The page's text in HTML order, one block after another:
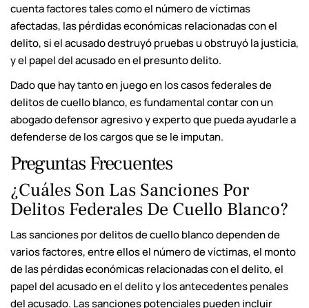
cuenta factores tales como el número de víctimas
afectadas, las pérdidas económicas relacionadas con el
delito, si el acusado destruyó pruebas u obstruyó la justicia,
y el papel del acusado en el presunto delito.
Dado que hay tanto en juego en los casos federales de
delitos de cuello blanco, es fundamental contar con un
abogado defensor agresivo y experto que pueda ayudarle a
defenderse de los cargos que se le imputan.
Preguntas Frecuentes
¿Cuáles Son Las Sanciones Por
Delitos Federales De Cuello Blanco?
Las sanciones por delitos de cuello blanco dependen de
varios factores, entre ellos el número de víctimas, el monto
de las pérdidas económicas relacionadas con el delito, el
papel del acusado en el delito y los antecedentes penales
del acusado. Las sanciones potenciales pueden incluir